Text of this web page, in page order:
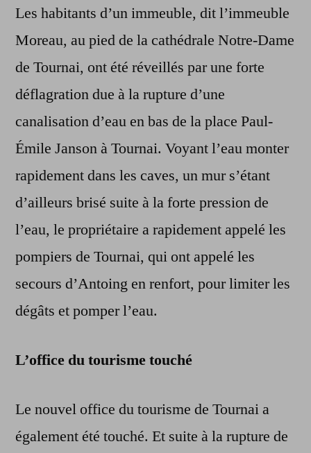
Les habitants d’un immeuble, dit l’immeuble
Moreau, au pied de la cathédrale Notre-Dame
de Tournai, ont été réveillés par une forte
déflagration due à la rupture d’une
canalisation d’eau en bas de la place Paul-
Émile Janson à Tournai. Voyant l’eau monter
rapidement dans les caves, un mur s’étant
d’ailleurs brisé suite à la forte pression de
l’eau, le propriétaire a rapidement appelé les
pompiers de Tournai, qui ont appelé les
secours d’Antoing en renfort, pour limiter les
dégâts et pomper l’eau.
L’office du tourisme touché
Le nouvel office du tourisme de Tournai a
également été touché. Et suite à la rupture de